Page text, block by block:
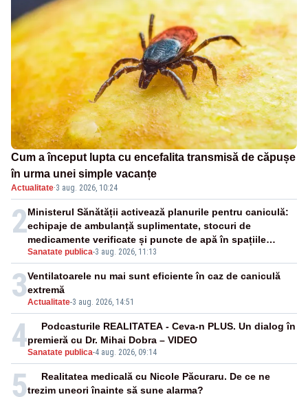
Cum a început lupta cu encefalita transmisă de căpușe
în urma unei simple vacanțe
Actualitate·3 aug. 2026, 10:24
2
Sanatate publica-3 aug. 2026, 11:13
Ministerul Sănătății activează planurile pentru caniculă:
echipaje de ambulanță suplimentate, stocuri de
medicamente verificate și puncte de apă în spațiile
publice
3Actualitate-3 aug. 2026, 14:51
Ventilatoarele nu mai sunt eficiente în caz de caniculă
extremă
4Sanatate publica-4 aug. 2026, 09:14
Podcasturile REALITATEA - Ceva-n PLUS. Un dialog în
premieră cu Dr. Mihai Dobra – VIDEO
5
Realitatea medicală cu Nicole Păcuraru. De ce ne
trezim uneori înainte să sune alarma?